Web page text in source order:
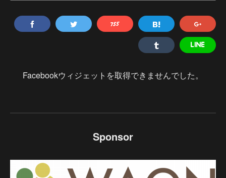
Facebookウィジェットを取得できませんでした。
Sponsor